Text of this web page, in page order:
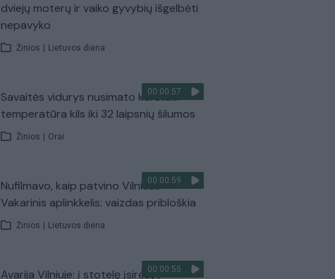
dviejų moterų ir vaiko gyvybių išgelbėti
nepavyko
Žinios Lietuvos diena
00:00:57
Savaitės vidurys nusimato karštas:
temperatūra kils iki 32 laipsnių šilumos
Žinios Orai
00:00:59
Nufilmavo, kaip patvino Vilniaus
Vakarinis aplinkkelis: vaizdas pribloškia
Žinios Lietuvos diena
00:00:55
Avarija Vilniuje: į stotelę įsirėžęs